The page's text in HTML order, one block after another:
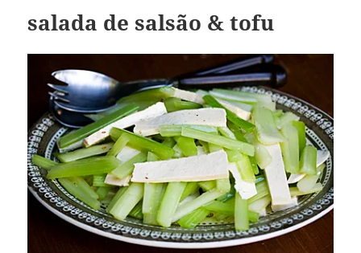
salada de salsão & tofu